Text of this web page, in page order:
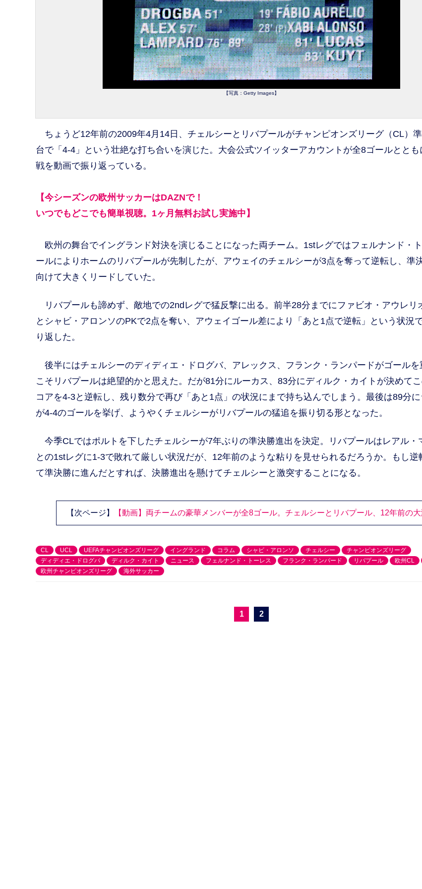
【写真：Getty Images】
ちょうど12年前の2009年4月14日、チェルシーとリバプールがチャンピオンズリーグ（CL）
台で「4-4」という壮絶な打ち合いを演じた。大会公式ツイッターアカウントが全8ゴールととも
戦を動画で振り返っている。
【今シーズンの欧州サッカーはDAZNで！
いつでもどこでも簡単視聴。1ヶ月無料お試し実施中】
欧州の舞台でイングランド対決を演じることになった両チーム。1stレグではフェルナンド・
ールによりホームのリバプールが先制したが、アウェイのチェルシーが3点を奪って逆転し、準
向けて大きくリードしていた。
リバプールも諦めず、敵地での2ndレグで猛反撃に出る。前半28分までにファビオ・アウレリ
とシャビ・アロンソのPKで2点を奪い、アウェイゴール差により「あと1点で逆転」という状況
り返した。
後半にはチェルシーのディディエ・ドログバ、アレックス、フランク・ランパードがゴールを
こそリバプールは絶望的かと思えた。だが81分にルーカス、83分にディルク・カイトが決めて
コアを4-3と逆転し、残り数分で再び「あと1点」の状況にまで持ち込んでしまう。最後は89分
が4-4のゴールを挙げ、ようやくチェルシーがリバプールの猛追を振り切る形となった。
今季CLではポルトを下したチェルシーが7年ぶりの準決勝進出を決定。リバプールはレアル・
との1stレグに1-3で敗れて厳しい状況だが、12年前のような粘りを見せられるだろうか。もし逆
て準決勝に進んだとすれば、決勝進出を懸けてチェルシーと激突することになる。
【次ページ】 【動画】両チームの豪華メンバーが全8ゴール。チェルシーとリバプール、12年前の
CL UCL UEFAチャンピオンズリーグ イングランド コラム シャビ・アロンソ チェルシー
チャンピオンズリーグ
ディディエ・ドログバ
ディルク・カイト ニュース フェルナンド・トーレス フランク・ランパード リバプール 欧州CL
欧州チャンピオンズリーグ
海外サッカー
1 2